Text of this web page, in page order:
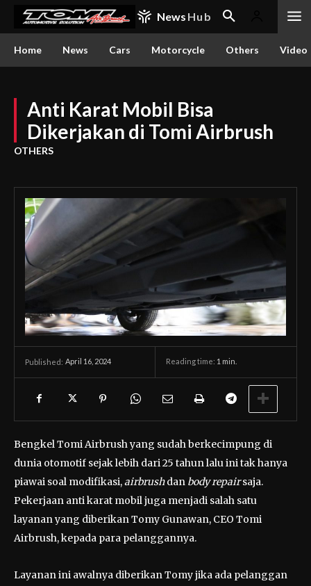
News Hub
Home News Cars Motorcycle Others Video
Anti Karat Mobil Bisa
Dikerjakan di Tomi Airbrush
OTHERS
Published: April 16, 2024 Reading time: 1 min.
Bengkel Tomi Airbrush yang sudah berkecimpung di
dunia otomotif sejak lebih dari 25 tahun lalu ini tak hanya
piawai soal modifikasi,airbrushdan body repairsaja.
Pekerjaan anti karat mobil juga menjadi salah satu
layanan yang diberikan Tomy Gunawan, CEO Tomi
Airbrush, kepada para pelanggannya.
Layanan ini awalnya diberikan Tomy jika ada pelanggan